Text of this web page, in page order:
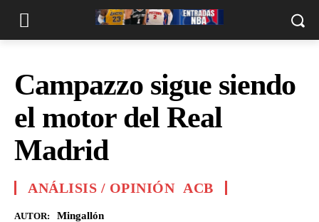
Campazzo sigue siendo
el motor del Real
Madrid
ANÁLISIS / OPINIÓN ACB
AUTOR: Mingallón